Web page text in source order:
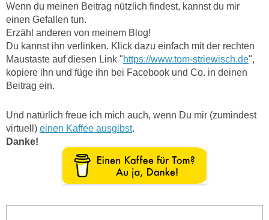
Wenn du meinen Beitrag nützlich findest, kannst du mir
einen Gefallen tun.
Erzähl anderen von meinem Blog!
Du kannst ihn verlinken. Klick dazu einfach mit der rechten
Maustaste auf diesen Link "https://www.tom-striewisch.de",
kopiere ihn und füge ihn bei Facebook und Co. in deinen
Beitrag ein.
Und natürlich freue ich mich auch, wenn Du mir (zumindest
virtuell) einen Kaffee ausgibst.
Danke!